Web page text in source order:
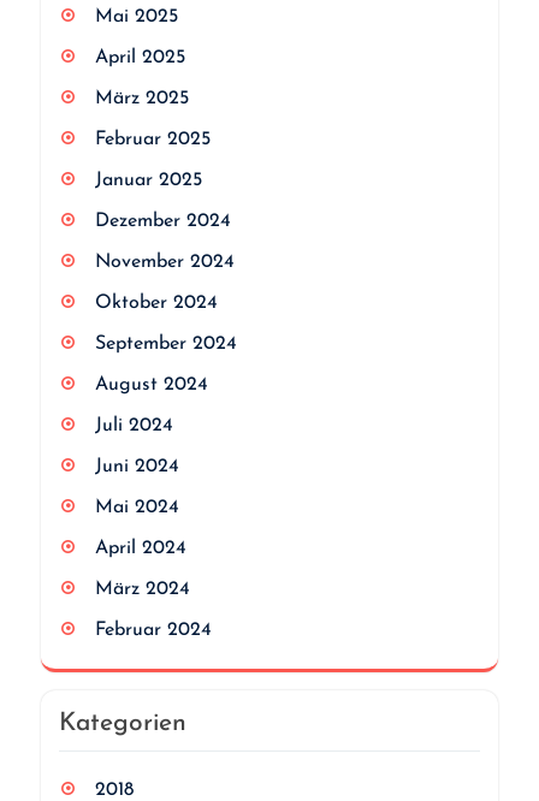
Mai 2025
April 2025
März 2025
Februar 2025
Januar 2025
Dezember 2024
November 2024
Oktober 2024
September 2024
August 2024
Juli 2024
Juni 2024
Mai 2024
April 2024
März 2024
Februar 2024
Kategorien
2018